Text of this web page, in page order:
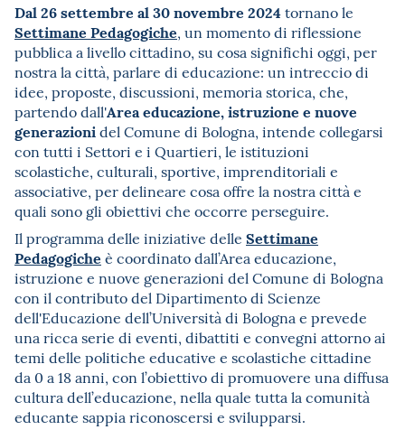
Dal 26 settembre al 30 novembre 2024tornano le
Settimane Pedagogiche, un momento di riflessione
pubblica a livello cittadino, su cosa significhi oggi, per
nostra la città, parlare di educazione: un intreccio di
idee, proposte, discussioni, memoria storica, che,
partendo dall'Area educazione, istruzione e nuove
generazionidel Comune di Bologna, intende collegarsi
con tutti i Settori e i Quartieri, le istituzioni
scolastiche, culturali, sportive, imprenditoriali e
associative, per delineare cosa offre la nostra città e
quali sono gli obiettivi che occorre perseguire.
Il programma delle iniziative delle Settimane
Pedagogiche è coordinato dall’Area educazione,
istruzione e nuove generazioni del Comune di Bologna
con il contributo del Dipartimento di Scienze
dell'Educazione dell’Università di Bologna e prevede
una ricca serie di eventi, dibattiti e convegni attorno ai
temi delle politiche educative e scolastiche cittadine
da 0 a 18 anni, con l’obiettivo di promuovere una diffusa
cultura dell’educazione, nella quale tutta la comunità
educante sappia riconoscersi e svilupparsi.